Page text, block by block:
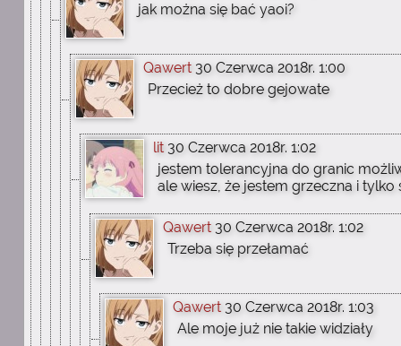
jak można się bać yaoi?
Qawert 30 Czerwca 2018r. 1:00
Przecież to dobre gejowate
lit 30 Czerwca 2018r. 1:02
jestem tolerancyjna do granic
ale wiesz, że jestem grzeczna i
Qawert 30 Czerwca 2018r. 1:02
Trzeba się przełamać
Qawert 30 Czerwca 2018r. 1:03
Ale moje już nie takie widziały